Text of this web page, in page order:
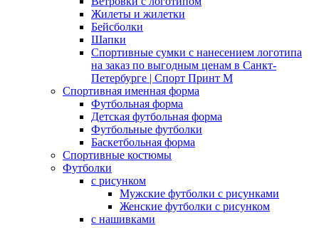
Жилеты и жилетки
Бейсболки
Шапки
Спортивные сумки с нанесением логотипа
на заказ по выгодным ценам в Санкт-
Петербурге | Спорт Принт М
Спортивная именная форма
Футбольная форма
Детская футбольная форма
Футбольные футболки
Баскетбольная форма
Спортивные костюмы
Футболки
с рисунком
Мужские футболки с рисунками
Женские футболки с рисунком
с нашивками